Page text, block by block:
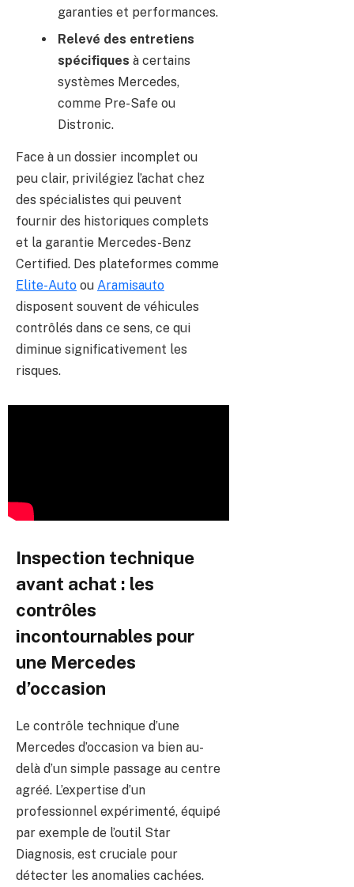
garanties et performances.
Relevé des entretiens
spécifiques à certains
systèmes Mercedes,
comme Pre-Safe ou
Distronic.
Face à un dossier incomplet ou
peu clair, privilégiez l’achat chez
des spécialistes qui peuvent
fournir des historiques complets
et la garantie Mercedes-Benz
Certified. Des plateformes comme
Elite-Auto ou Aramisauto
disposent souvent de véhicules
contrôlés dans ce sens, ce qui
diminue significativement les
risques.
Inspection technique
avant achat : les
contrôles
incontournables pour
une Mercedes
d’occasion
Le contrôle technique d’une
Mercedes d’occasion va bien au-
delà d’un simple passage au centre
agréé. L’expertise d’un
professionnel expérimenté, équipé
par exemple de l’outil Star
Diagnosis, est cruciale pour
détecter les anomalies cachées.